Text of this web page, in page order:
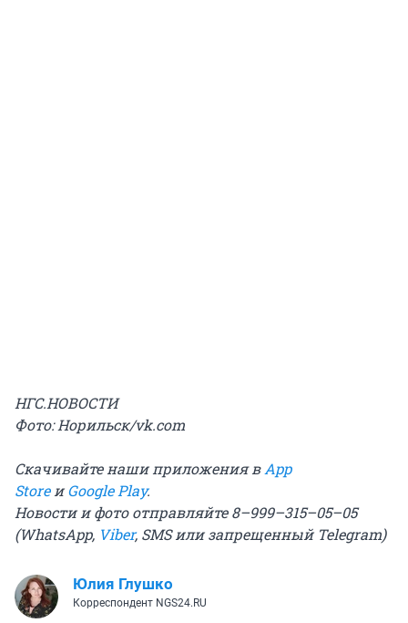
НГС.НОВОСТИ
Фото: Норильск/vk.com
Скачивайте наши приложения вApp
StoreиGoogle Play.
Новости и фото отправляйте 8–999–315–05–05
(WhatsApp, Viber, SMSили запрещенный Telegram)
Юлия Глушко
Корреспондент NGS24.RU